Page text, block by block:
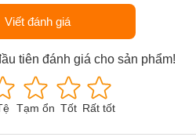
Viết đánh giá
tiên đánh giá cho sản phẩm!
Tạm ổn Tốt Rất tốt